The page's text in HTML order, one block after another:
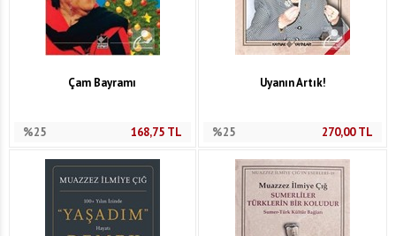
Çam Bayramı
%25 168,75TL
Uyanın Artık!
%25 270,00TL